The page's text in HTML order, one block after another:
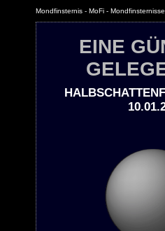
Mondfinsternis - MoFi -
EINE